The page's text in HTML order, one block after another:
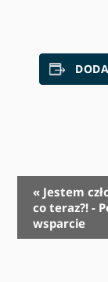
zdarzeń
« Jestem
co teraz?! -
wsparcie